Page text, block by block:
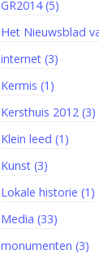
GR2014 (5)
Het Nieuwsblad
internet (3)
Kermis (1)
Kersthuis 2012 (3)
Klein leed (1)
Kunst (3)
Lokale historie (1)
Media (33)
monumenten (3)